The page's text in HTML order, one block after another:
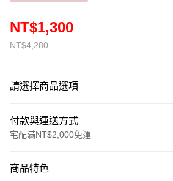
NT$4,280
NT$1,300
請選擇商品選項
付款與運送方式
宅配滿NT$2,000免運
信用卡一次付款
商品特色